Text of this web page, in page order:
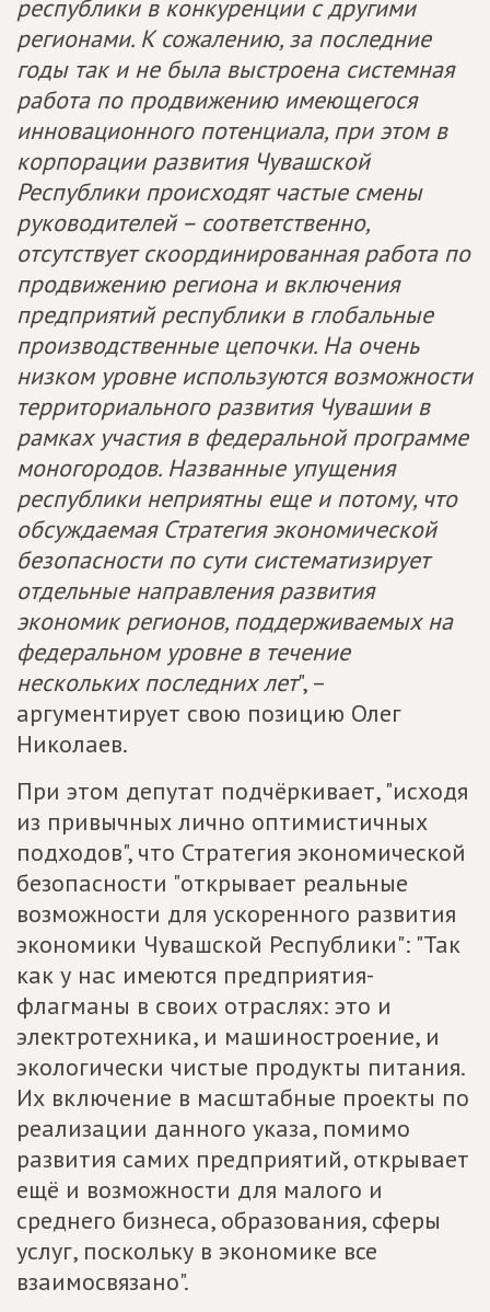
республики в конкуренции с другими
регионами. К сожалению, за последние
годы так и не была выстроена системная
работа по продвижению имеющегося
инновационного потенциала, при этом в
корпорации развития Чувашской
Республики происходят частые смены
руководителей – соответственно,
отсутствует скоординированная работа по
продвижению региона и включения
предприятий республики в глобальные
производственные цепочки. На очень
низком уровне используются возможности
территориального развития Чувашии в
рамках участия в федеральной программе
моногородов. Названные упущения
республики неприятны еще и потому, что
обсуждаемая Стратегия экономической
безопасности по сути систематизирует
отдельные направления развития
экономик регионов, поддерживаемых на
федеральном уровне в течение
нескольких последних лет", –
аргументирует свою позицию Олег
Николаев.
При этом депутат подчёркивает, "исходя
из привычных лично оптимистичных
подходов", что Стратегия экономической
безопасности "открывает реальные
возможности для ускоренного развития
экономики Чувашской Республики": "Так
как у нас имеются предприятия-
флагманы в своих отраслях: это и
электротехника, и машиностроение, и
экологически чистые продукты питания.
Их включение в масштабные проекты по
реализации данного указа, помимо
развития самих предприятий, открывает
ещё и возможности для малого и
среднего бизнеса, образования, сферы
услуг, поскольку в экономике все
взаимосвязано".